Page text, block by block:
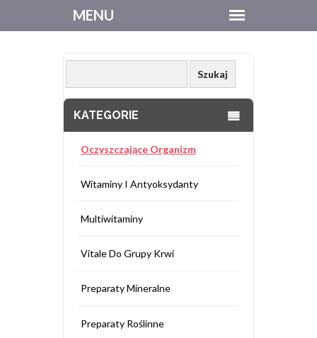
KATEGORIE
Oczyszczające Organizm
Witaminy I Antyoksydanty
Multiwitaminy
Vitale Do Grupy Krwi
Preparaty Mineralne
Preparaty Roślinne